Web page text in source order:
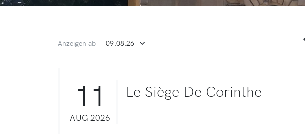
Anzeigen ab
11
AUG 2026
Le Siège De Corinthe